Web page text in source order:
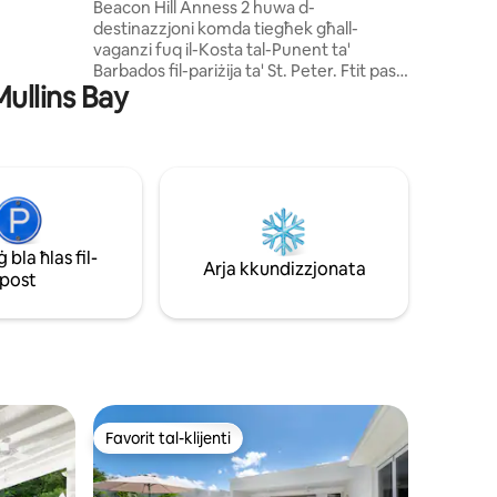
Beacon Hill Anness 2 huwa d-
destinazzjoni komda tiegħek għall-
vaganzi fuq il-Kosta tal-Punent ta'
Barbados fil-pariżija ta' St. Peter. Ftit passi
'l bogħod mit-triq mill-bajja sabiħa ta'
Mullins u inqas minn 5 minuti' l bogħod
ristoranti 'l bogħod mill-mixi. L-isports tal-
ilma huma disponibbli fil-bajja ta' Mullins u
mixja madwar il-punt tan-nofsinhar se
twasslek sal-Bajja kwieta ta' Gibbs.
Bay
bla ħlas fil-
post
Arja kkundizzjonata
Favorit tal-klijenti
Favorit tal-klijenti